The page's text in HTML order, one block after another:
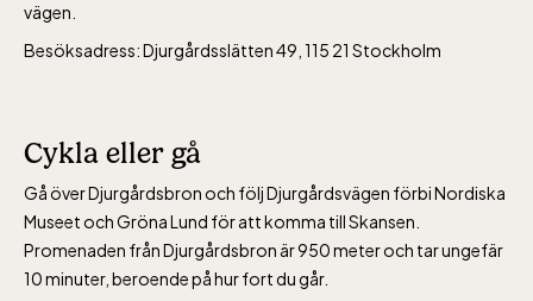
vägen.
Besöksadress: Djurgårdsslätten 49, 115 21 Stockholm
Cykla eller gå
Gå över Djurgårdsbron och följ Djurgårdsvägen förbi Nordiska
Museet och Gröna Lund för att komma till Skansen.
Promenaden från Djurgårdsbron är 950 meter och tar ungefär
10 minuter, beroende på hur fort du går.